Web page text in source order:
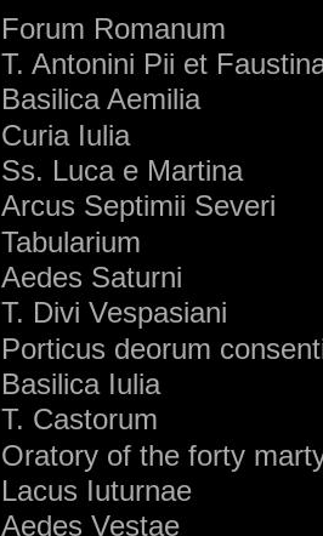
Forum Romanum
T. Antonini Pii et
Basilica Aemilia
Curia Iulia
Ss. Luca e Martina
Arcus Septimii Severi
Tabularium
Aedes Saturni
T. Divi Vespasiani
Porticus deorum
Basilica Iulia
T. Castorum
Oratory of the forty
Lacus Iuturnae
Aedes Vestae